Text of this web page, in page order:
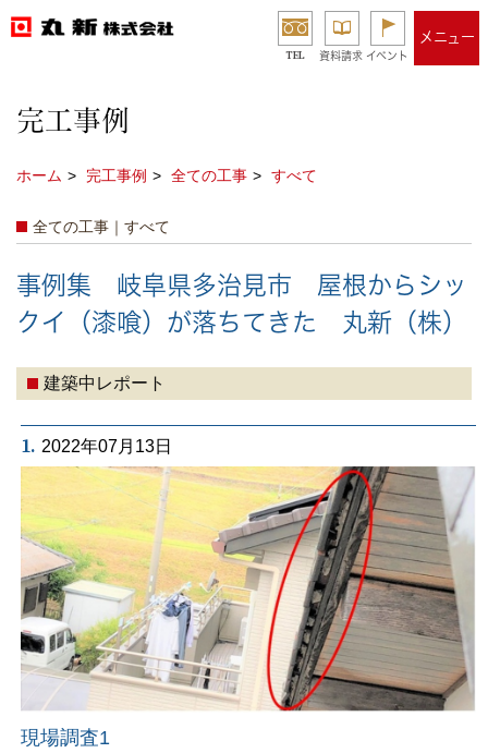
TEL 資料請求 イベント
メニュー
完工事例
ホーム 完工事例 全ての工事 すべて
全ての工事｜すべて
事例集 岐阜県多治見市 屋根からシッ
クイ（漆喰）が落ちてきた 丸新（株）
建築中レポート
1. 2022年07月13日
現場調査1